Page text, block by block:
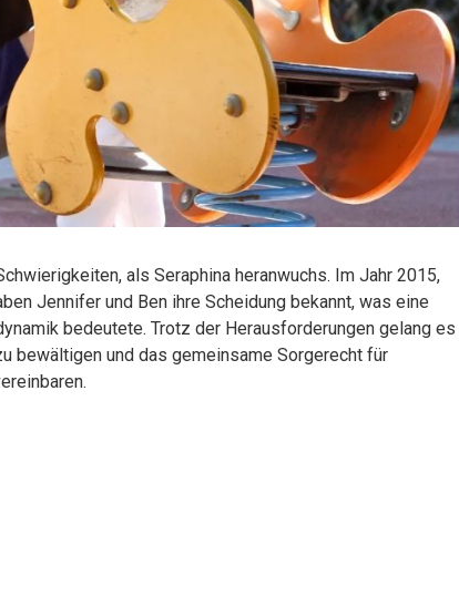
als Seraphina heranwuchs. Im Jahr 2015,
Jennifer und Ben ihre Scheidung bekannt, was eine
bedeutete. Trotz der Herausforderungen gelang es
bewältigen und das gemeinsame Sorgerecht für